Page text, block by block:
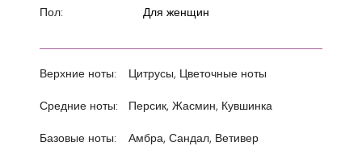
Пол:
Для женщин
Верхние ноты: Цитрусы, Цветочные ноты
Средние ноты: Персик, Жасмин, Кувшинка
Базовые ноты: Амбра, Сандал, Ветивер